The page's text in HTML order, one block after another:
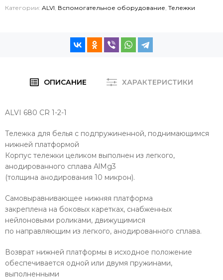
Категории: ALVI, Вспомогательное оборудование, Тележки
ОПИСАНИЕ ХАРАКТЕРИСТИКИ
ALVI 680 CR 1-2-1
Тележка для белья с подпружиненной, поднимающимся
нижней платформой
Корпус тележки целиком выполнен из легкого,
анодированного сплава AlMg3
(толщина анодирования 10 микрон).
Самовыравнивающее нижняя платформа
закреплена на боковых каретках, снабженных
нейлоновыми роликами, движущимися
по направляющим из легкого, анодированного сплава.
Возврат нижней платформы в исходное положение
обеспечивается одной или двумя пружинами,
выполненными